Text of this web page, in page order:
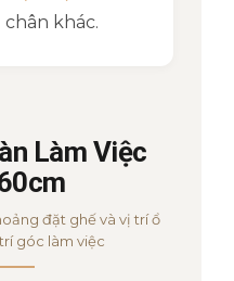
khác.
Làm Việc
đặt ghế và vị trí ổ
góc làm việc